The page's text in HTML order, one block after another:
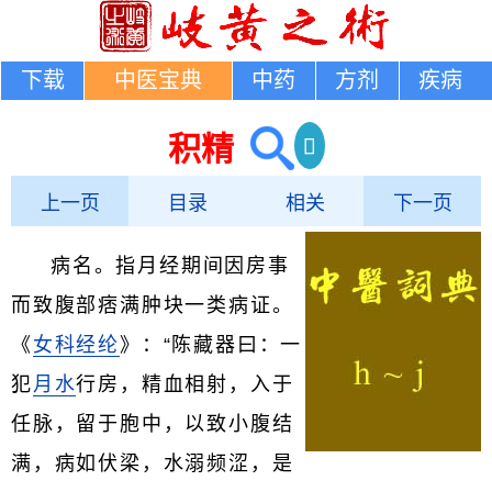
下载 中医宝典 中药 方剂 疾病
积精
上一页 目录 相关 下一页
病名。指月经期间因房事
而致腹部痞满肿块一类病证。
《 女科经纶 》：“陈藏器曰：一
犯月水行房，精血相射，入于
任脉，留于胞中，以致小腹结
满，病如伏梁，水溺频涩，是